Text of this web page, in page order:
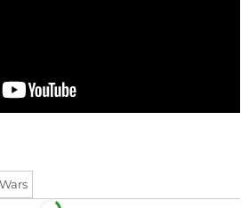
Telegram